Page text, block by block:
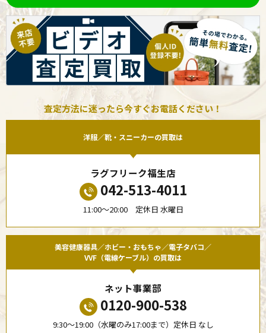
査定方法に迷ったら今すぐお電話ください！
洋服／靴・スニーカーの買取は
ラグフリーク福生店
042-513-4011
11:00〜20:00 定休日 水曜日
美容健康器具／ホビー・おもちゃ／電子タバコ／
VVF（電線ケーブル）の買取は
ネット事業部
0120-900-538
9:30〜19:00（水曜のみ17:00まで）定休日 なし